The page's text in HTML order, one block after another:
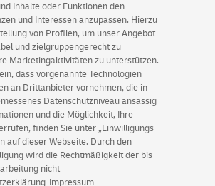
sichern sich einen5 € Gutschein
erhalten einen5 € Gutschein
individuell!
Newsletter-Anmeldung
CEST 2026 Deutsche Post AG
Inhalte oder Funktionen den
und Interessen anzupassen. Hierzu
von Profilen, um unser Angebot
und zielgruppengerecht zu
Marketingaktivitäten zu unterstützen.
dass vorgenannte Technologien
an Drittanbieter vornehmen, die in
Datenschutzniveau ansässig
und die Möglichkeit, Ihre
finden Sie unter „Einwilligungs-
auf dieser Webseite. Durch den
wird die Rechtmäßigkeit der bis
nicht
Impressum